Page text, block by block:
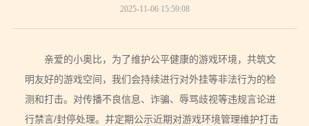
2025-11-06 15:59:08
亲爱的小奥比，为了维护公平健康的游戏环境，共筑文
明友好的游戏空间，我们会持续进行对外挂等非法行为的检
测和打击。对传播不良信息、诈骗、辱骂歧视等违规言论进
行禁言/封停处理。并定期公示近期对游戏环境管理维护打击